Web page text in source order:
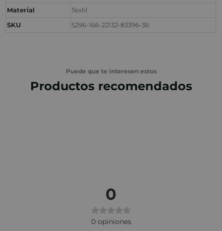
Material
Textil
SKU
5296-166-22132-83396-36
Puede que te interesen estos
Productos recomendados
0
0 opiniones